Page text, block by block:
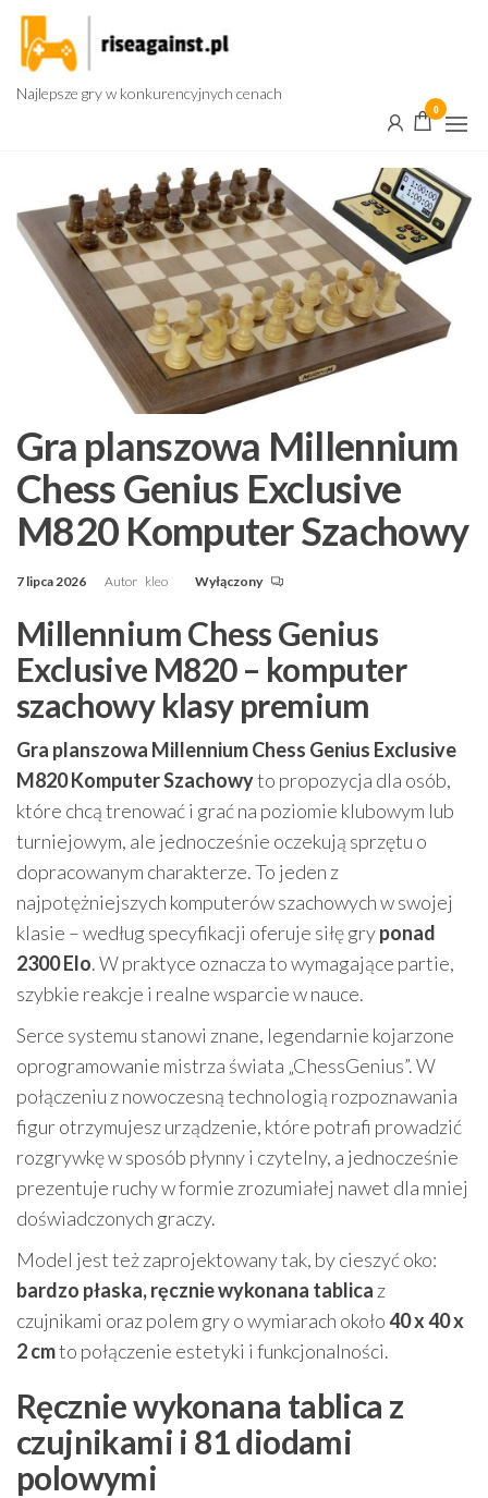
Przejdź
treści
Najlepsze gry w konkurencyjnych cenach
0
Gra planszowa Millennium
Chess Genius Exclusive
M820 Komputer Szachowy
7 lipca 2026 Autor kleo Wyłączony
Millennium Chess Genius
Exclusive M820 – komputer
szachowy klasy premium
Gra planszowa Millennium Chess Genius Exclusive
M820 Komputer Szachowyto propozycja dla osób,
które chcą trenować i grać na poziomie klubowym lub
turniejowym, ale jednocześnie oczekują sprzętu o
dopracowanym charakterze. To jeden z
najpotężniejszych komputerów szachowych w swojej
klasie – według specyfikacji oferuje siłę gryponad
2300 Elo. W praktyce oznacza to wymagające partie,
szybkie reakcje i realne wsparcie w nauce.
Serce systemu stanowi znane, legendarnie kojarzone
oprogramowanie mistrza świata „ChessGenius”. W
połączeniu z nowoczesną technologią rozpoznawania
figur otrzymujesz urządzenie, które potrafi prowadzić
rozgrywkę w sposób płynny i czytelny, a jednocześnie
prezentuje ruchy w formie zrozumiałej nawet dla mniej
doświadczonych graczy.
Model jest też zaprojektowany tak, by cieszyć oko:
bardzo płaska, ręcznie wykonana tablica z
czujnikami oraz polem gry o wymiarach około40 x 40 x
2 cmto połączenie estetyki i funkcjonalności.
Ręcznie wykonana tablica z
czujnikami i 81 diodami
polowymi